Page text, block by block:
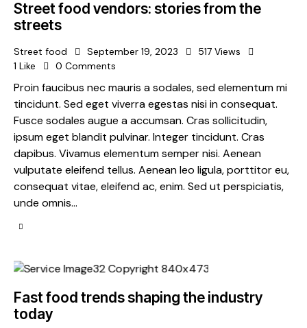
Street food vendors: stories from the
streets
Street food September 19, 2023 517 Views
1 Like 0 Comments
Proin faucibus nec mauris a sodales, sed elementum mi
tincidunt. Sed eget viverra egestas nisi in consequat.
Fusce sodales augue a accumsan. Cras sollicitudin,
ipsum eget blandit pulvinar. Integer tincidunt. Cras
dapibus. Vivamus elementum semper nisi. Aenean
vulputate eleifend tellus. Aenean leo ligula, porttitor eu,
consequat vitae, eleifend ac, enim. Sed ut perspiciatis,
unde omnis…
Fast food trends shaping the industry
today